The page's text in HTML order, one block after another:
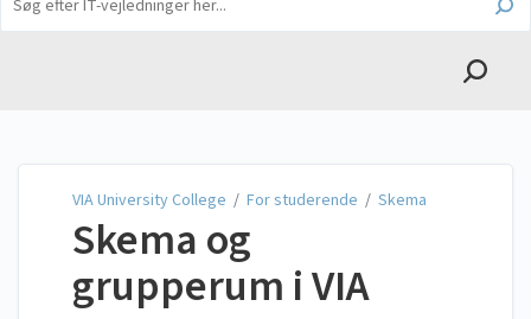
English
VIA University College / For studerende / Skema
Skema og
grupperum i VIA